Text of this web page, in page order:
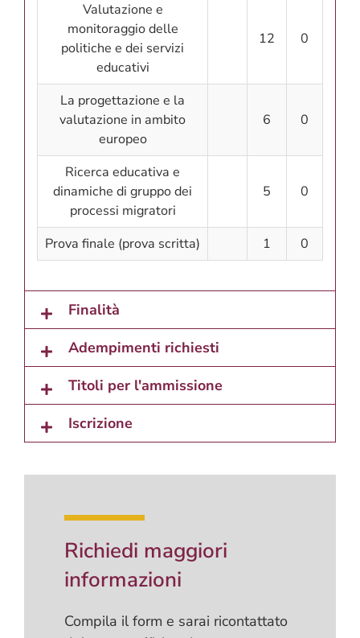
Valutazione e
monitoraggio delle
politiche e dei servizi
educativi
12 0
La progettazione e la
valutazione in ambito
europeo
6 0
Ricerca educativa e
dinamiche di gruppo dei
processi migratori
5 0
Prova finale (prova scritta) 1 0
Finalità
Adempimenti richiesti
Titoli per l'ammissione
Iscrizione
Richiedi maggiori
informazioni
Compila il form e sarai ricontattato